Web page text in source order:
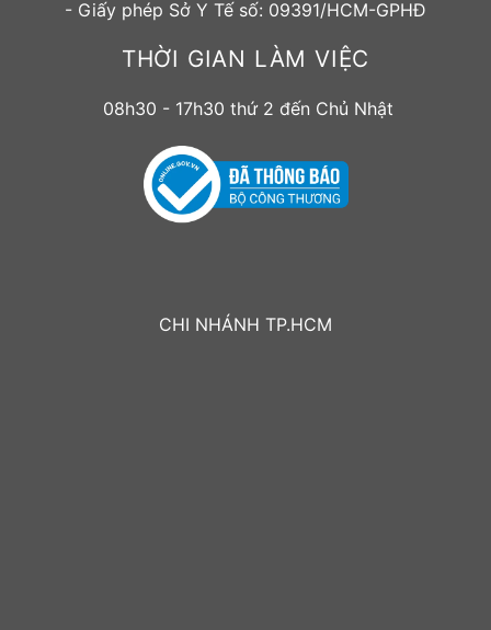
- Giấy phép Sở Y Tế số: 09391/HCM-GPHĐ
THỜI GIAN LÀM VIỆC
08h30 - 17h30 thứ 2 đến Chủ Nhật
CHI NHÁNH TP.HCM